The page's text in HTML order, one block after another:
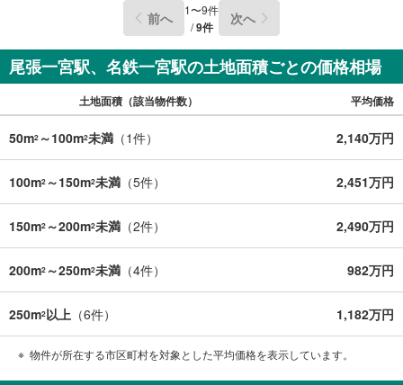
前へ 1〜9件
/9件 次へ
尾張一宮駅、名鉄一宮駅の土地面積ごとの価格相場
土地面積（該当物件数） 平均価格
50m2 ～100m2未満 （1件） 2,140万円
100m2 ～150m2未満 （5件） 2,451万円
150m2 ～200m2未満 （2件） 2,490万円
200m2 ～250m2未満 （4件） 982万円
250m2以上 （6件） 1,182万円
物件が所在する市区町村を対象とした平均価格を表示しています。